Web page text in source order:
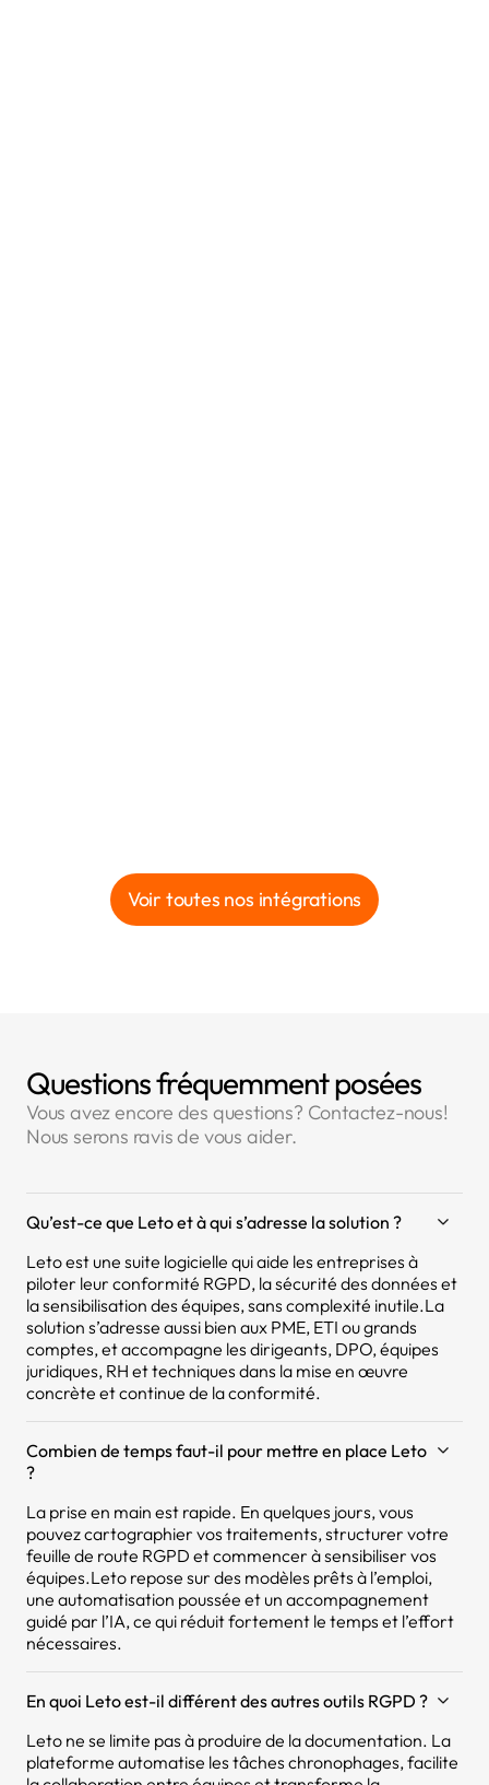
Voir toutes nos intégrations
Questions fréquemment posées
Vous avez encore des questions? Contactez-nous!
Nous serons ravis de vous aider.
Qu’est-ce que Leto et à qui s’adresse la solution ?
Leto est une suite logicielle qui aide les entreprises à
piloter leur conformité RGPD, la sécurité des données et
la sensibilisation des équipes, sans complexité inutile.La
solution s’adresse aussi bien aux PME, ETI ou grands
comptes, et accompagne les dirigeants, DPO, équipes
juridiques, RH et techniques dans la mise en œuvre
concrète et continue de la conformité.
Combien de temps faut-il pour mettre en place Leto
?
La prise en main est rapide. En quelques jours, vous
pouvez cartographier vos traitements, structurer votre
feuille de route RGPD et commencer à sensibiliser vos
équipes.Leto repose sur des modèles prêts à l’emploi,
une automatisation poussée et un accompagnement
guidé par l’IA, ce qui réduit fortement le temps et l’effort
nécessaires.
En quoi Leto est-il différent des autres outils RGPD ?
Leto ne se limite pas à produire de la documentation. La
plateforme automatise les tâches chronophages, facilite